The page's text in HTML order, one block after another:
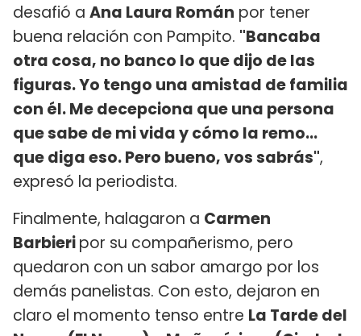
desafió a Ana Laura Román por tener
buena relación con Pampito. "Bancaba
otra cosa, no banco lo que dijo de las
figuras. Yo tengo una amistad de familia
con él. Me decepciona que una persona
que sabe de mi vida y cómo la remo...
que diga eso. Pero bueno, vos sabrás",
expresó la periodista.
Finalmente, halagaron a Carmen
Barbieripor su compañerismo, pero
quedaron con un sabor amargo por los
demás panelistas. Con esto, dejaron en
claro el momento tenso entre La Tarde del